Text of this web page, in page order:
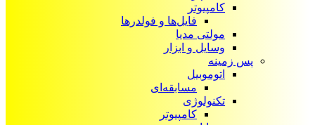
کامپیوتر
فایل‌ها و فولدرها
مولتی مدیا
وسایل و ابزار
پس زمینه
اتوموبیل
مسابقه‌ای
تکنولوژی
کامپیوتر